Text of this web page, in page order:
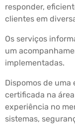
responder,
clientes em
Os serviços
um
implementadas.
Dispomos de
certificada na
experiência no
sistemas,